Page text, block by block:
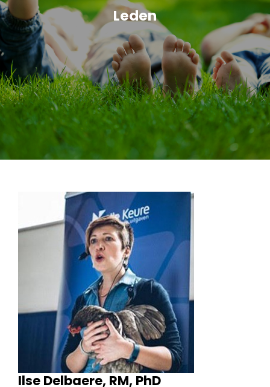
Leden
Ilse Delbaere, RM, PhD